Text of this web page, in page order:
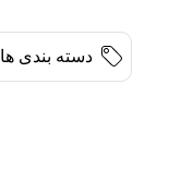
دسته بندی ها: